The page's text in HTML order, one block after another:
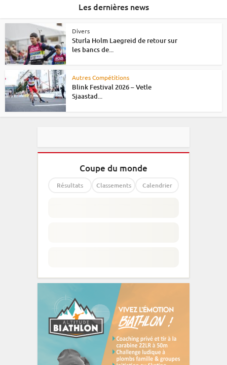
Les dernières news
Divers
Sturla Holm Laegreid de retour sur
les bancs de...
Autres Compétitions
Blink Festival 2026 – Vetle
Sjaastad...
Coupe du monde
Résultats Classements Calendrier